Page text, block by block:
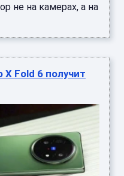
не на камерах, а на
Fold 6 получит